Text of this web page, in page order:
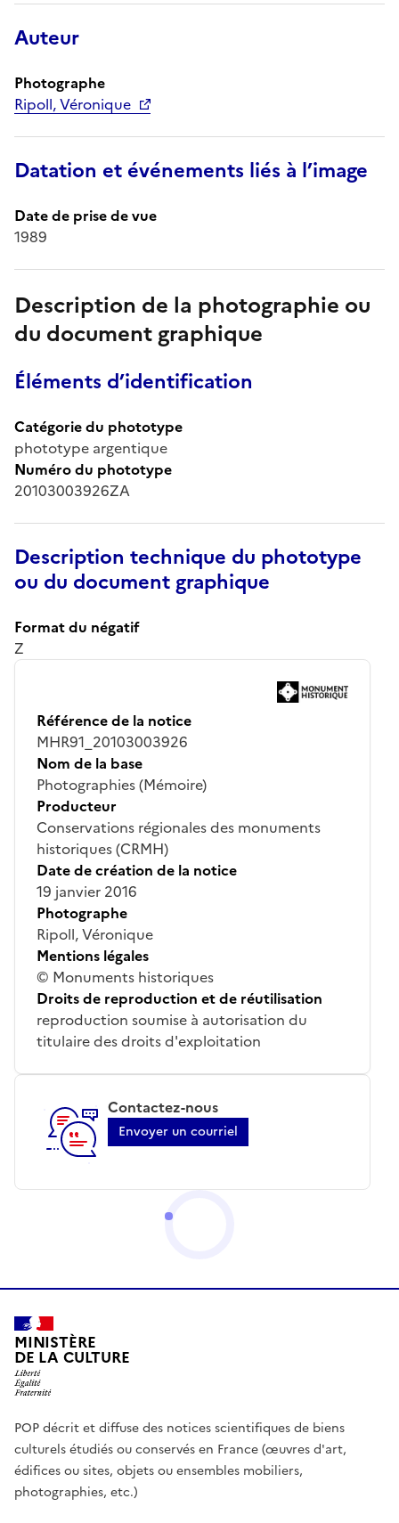
Auteur
Photographe
Ripoll, Véronique
Datation et événements liés à l’image
Date de prise de vue
1989
Description de la photographie ou
du document graphique
Éléments d’identification
Catégorie du phototype
phototype argentique
Numéro du phototype
20103003926ZA
Description technique du phototype
ou du document graphique
Format du négatif
Z
Référence de la notice
MHR91_20103003926
Nom de la base
Photographies (Mémoire)
Producteur
Conservations régionales des monuments
historiques (CRMH)
Date de création de la notice
19 janvier 2016
Photographe
Ripoll, Véronique
Mentions légales
© Monuments historiques
Droits de reproduction et de réutilisation
reproduction soumise à autorisation du
titulaire des droits d'exploitation
Contactez-nous
Envoyer un courriel
MINISTÈRE
DE LA CULTURE
POP décrit et diffuse des notices scientifiques de biens
culturels étudiés ou conservés en France (œuvres d'art,
édifices ou sites, objets ou ensembles mobiliers,
photographies, etc.)